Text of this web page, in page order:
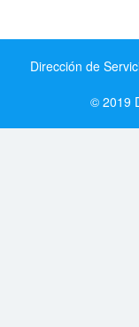
Dirección de
© 2019